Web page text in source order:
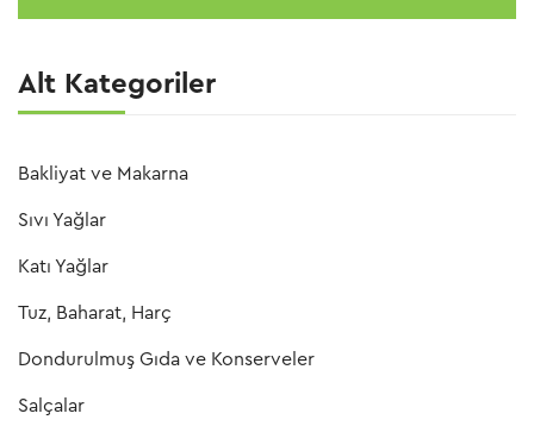
Alt Kategoriler
Bakliyat ve Makarna
Sıvı Yağlar
Katı Yağlar
Tuz, Baharat, Harç
Dondurulmuş Gıda ve Konserveler
Salçalar